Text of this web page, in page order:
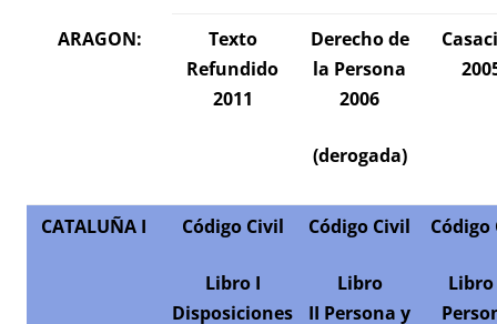
ARAGON:
Texto
Refundido
2011
Derecho de
la Persona
2006
(derogada)
CATALUÑA I Código Civil
Libro I
Disposiciones
Código Civil
Libro
II Persona y
Código